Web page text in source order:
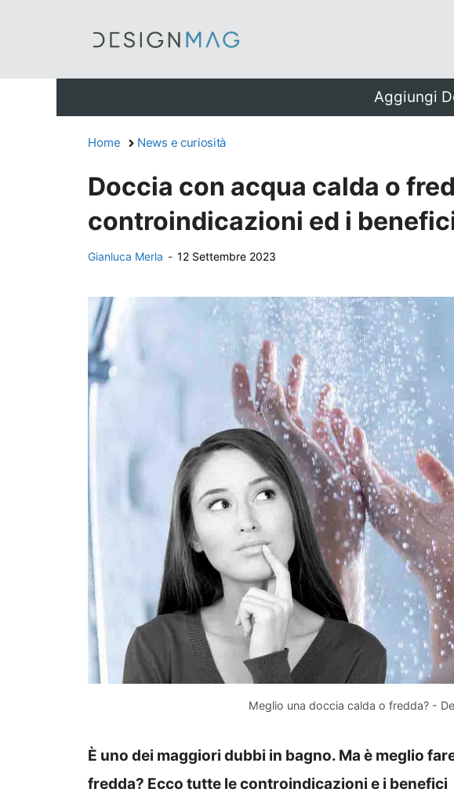
Aggiungi
Home News e curiosità
Doccia con acqua calda o
controindicazioni ed i
Gianluca Merla - 12 Settembre 2023
Meglio una doccia calda o fredda? -
È uno dei maggiori dubbi in bagno. Ma è meglio
fredda? Ecco tutte le controindicazioni e i benefici